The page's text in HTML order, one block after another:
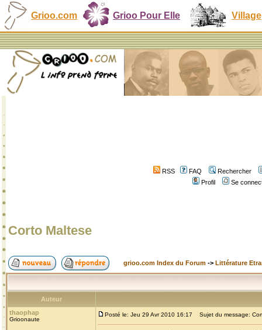
Grioo.com Grioo Pour Elle Village
RSS FAQ
Rechercher
Profil
Se
Corto Maltese
grioo.com Index du Forum -> Littérature
Auteur
thaophap
Grioonaute
Posté le: Jeu 29 Avr 2010 16:17 Sujet du message: